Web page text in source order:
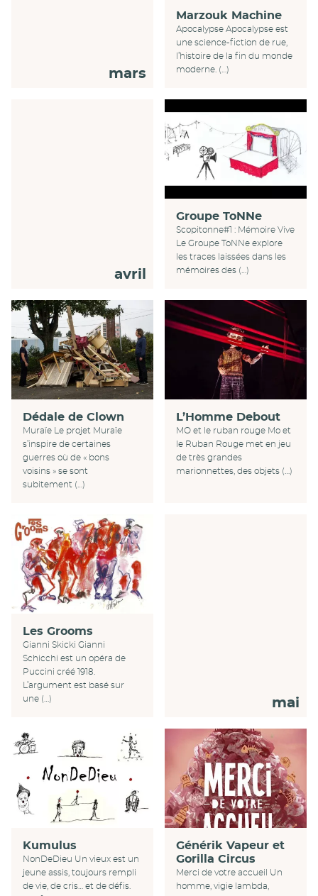
mars
Marzouk Machine
Apocalypse Apocalypse est
une science-fiction de rue,
l’histoire de la fin du monde
moderne. (…)
avril
Groupe ToNNe
Scopitonne#1 : Mémoire Vive
Le Groupe ToNNe explore
les traces laissées dans les
mémoires des (…)
Dédale de Clown
Muraïe Le projet Muraïe
s’inspire de certaines
guerres où de « bons
voisins » se sont
subitement (…)
L’Homme Debout
MO et le ruban rouge Mo et
le Ruban Rouge met en jeu
de très grandes
marionnettes, des objets (…)
Les Grooms
Gianni Skicki Gianni
Schicchi est un opéra de
Puccini créé 1918.
L’argument est basé sur
une (…)
mai
Kumulus
NonDeDieu Un vieux est un
jeune assis, toujours rempli
de vie, de cris… et de défis.
Générik Vapeur et
Gorilla Circus
Merci de votre accueil Un
homme, vigie lambda,